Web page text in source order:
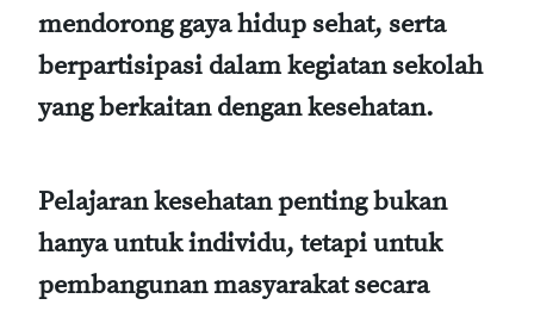
mendorong gaya hidup sehat, serta
berpartisipasi dalam kegiatan sekolah
yang berkaitan dengan kesehatan.
Pelajaran kesehatan penting bukan
hanya untuk individu, tetapi untuk
pembangunan masyarakat secara